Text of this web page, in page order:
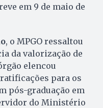
em 9 de maio de
, o MPGO ressaltou
da valorização de
elencou
para os
pós-graduação em
do Ministério